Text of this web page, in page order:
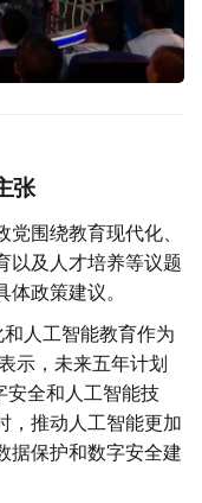
张
围绕教育现代化、
以及人才培养等议题
政策建议。
人工智能教育作为
示，未来五年计划
安全和人工智能技
，推动人工智能更加
据保护和数字安全建